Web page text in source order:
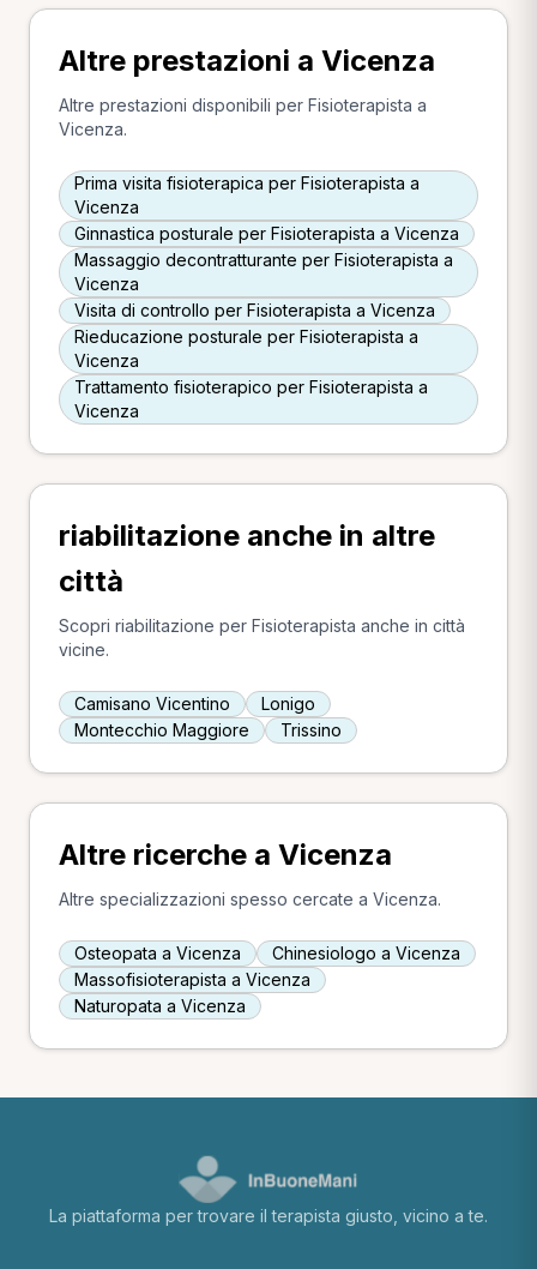
Altre prestazioni a Vicenza
Altre prestazioni disponibili per Fisioterapista a
Vicenza.
Prima visita fisioterapica per Fisioterapista a
Vicenza
Ginnastica posturale per Fisioterapista a Vicenza
Massaggio decontratturante per Fisioterapista a
Vicenza
Visita di controllo per Fisioterapista a Vicenza
Rieducazione posturale per Fisioterapista a
Vicenza
Trattamento fisioterapico per Fisioterapista a
Vicenza
riabilitazione anche in altre
città
Scopri riabilitazione per Fisioterapista anche in città
vicine.
Camisano Vicentino
Lonigo
Montecchio Maggiore
Trissino
Altre ricerche a Vicenza
Altre specializzazioni spesso cercate a Vicenza.
Osteopata a Vicenza
Chinesiologo a Vicenza
Massofisioterapista a Vicenza
Naturopata a Vicenza
La piattaforma per trovare il terapista giusto, vicino a te.